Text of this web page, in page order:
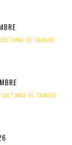
EL TANQUE
EL TANQUE